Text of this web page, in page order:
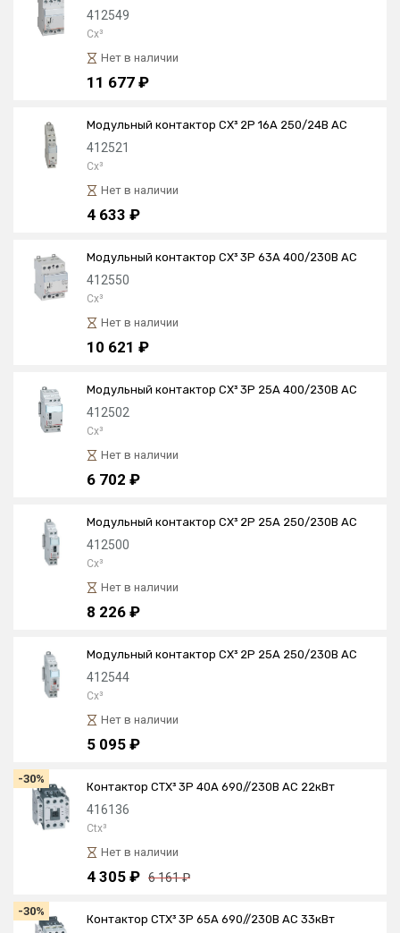
412549
Cx³
Нет в наличии
11 677 ₽
Модульный контактор CX³ 2P 16А 250/24В AC
412521
Cx³
Нет в наличии
4 633 ₽
Модульный контактор CX³ 3P 63А 400/230В AC
412550
Cx³
Нет в наличии
10 621 ₽
Модульный контактор CX³ 3P 25А 400/230В AC
412502
Cx³
Нет в наличии
6 702 ₽
Модульный контактор CX³ 2P 25А 250/230В AC
412500
Cx³
Нет в наличии
8 226 ₽
Модульный контактор CX³ 2P 25А 250/230В AC
412544
Cx³
Нет в наличии
5 095 ₽
-30%
Контактор CTX³ 3P 40А 690//230В AC 22кВт
416136
Ctx³
Нет в наличии
4 305 ₽ 6 161 ₽
-30%
Контактор CTX³ 3P 65А 690//230В AC 33кВт